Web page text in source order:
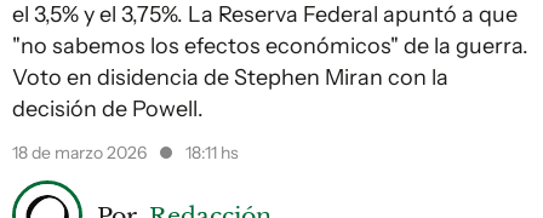
el 3,5% y el 3,75%. La Reserva Federal apuntó a que
"no sabemos los efectos económicos" de la guerra.
Voto en disidencia de Stephen Miran con la
decisión de Powell.
18 de marzo 2026 18:11 hs